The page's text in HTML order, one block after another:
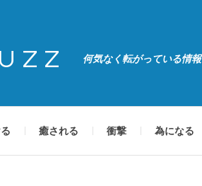
何気なく転がっている情
癒される 衝撃 為になる